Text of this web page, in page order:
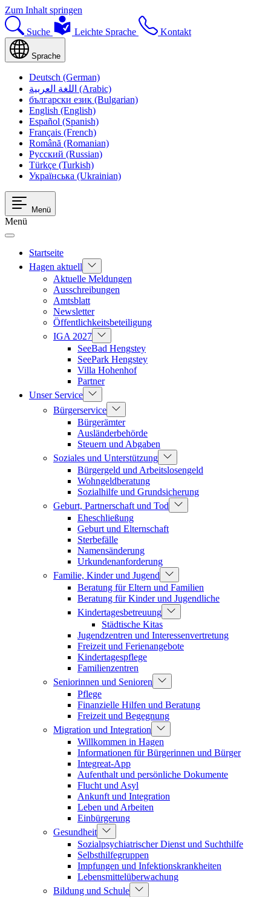
Zum Inhalt springen
Suche Leichte Sprache Kontakt
Sprache
Deutsch (German)
اللغة العربية (Arabic)
български език (Bulgarian)
English (English)
Español (Spanish)
Français (French)
Română (Romanian)
Русский (Russian)
Türkçe (Turkish)
Українська (Ukrainian)
Menü
Menü
Startseite
Hagen aktuell
Aktuelle Meldungen
Ausschreibungen
Amtsblatt
Newsletter
Öffentlichkeitsbeteiligung
IGA 2027
SeeBad Hengstey
SeePark Hengstey
Villa Hohenhof
Partner
Unser Service
Bürgerservice
Bürgerämter
Ausländerbehörde
Steuern und Abgaben
Soziales und Unterstützung
Bürgergeld und Arbeitslosengeld
Wohngeldberatung
Sozialhilfe und Grundsicherung
Geburt, Partnerschaft und Tod
Eheschließung
Geburt und Elternschaft
Sterbefälle
Namensänderung
Urkundenanforderung
Familie, Kinder und Jugend
Beratung für Eltern und Familien
Beratung für Kinder und Jugendliche
Kindertagesbetreuung
Städtische Kitas
Jugendzentren und Interessenvertretung
Freizeit und Ferienangebote
Kindertagespflege
Familienzentren
Seniorinnen und Senioren
Pflege
Finanzielle Hilfen und Beratung
Freizeit und Begegnung
Migration und Integration
Willkommen in Hagen
Informationen für Bürgerinnen und Bürger
Integreat-App
Aufenthalt und persönliche Dokumente
Flucht und Asyl
Ankunft und Integration
Leben und Arbeiten
Einbürgerung
Gesundheit
Sozialpsychiatrischer Dienst und Suchthilfe
Selbsthilfegruppen
Impfungen und Infektionskrankheiten
Lebensmittelüberwachung
Bildung und Schule